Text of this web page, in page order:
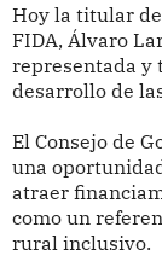
Hoy la titular
FIDA, Álvaro
representada y
desarrollo de
El Consejo de
una
atraer
como un
rural inclusivo.